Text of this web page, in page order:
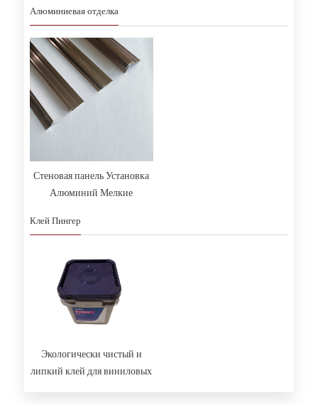
Алюминиевая отделка
Стеновая панель Установка
Алюминий Мелкие
Клей Пингер
Экологически чистый и
липкий клей для виниловых